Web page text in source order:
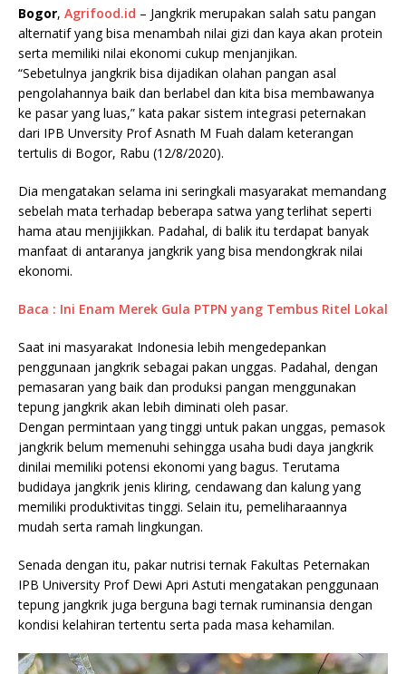
Bogor, Agrifood.id – Jangkrik merupakan salah satu pangan
alternatif yang bisa menambah nilai gizi dan kaya akan protein
serta memiliki nilai ekonomi cukup menjanjikan.
“Sebetulnya jangkrik bisa dijadikan olahan pangan asal
pengolahannya baik dan berlabel dan kita bisa membawanya
ke pasar yang luas,” kata pakar sistem integrasi peternakan
dari IPB Unversity Prof Asnath M Fuah dalam keterangan
tertulis di Bogor, Rabu (12/8/2020).
Dia mengatakan selama ini seringkali masyarakat memandang
sebelah mata terhadap beberapa satwa yang terlihat seperti
hama atau menjijikkan. Padahal, di balik itu terdapat banyak
manfaat di antaranya jangkrik yang bisa mendongkrak nilai
ekonomi.
Baca : Ini Enam Merek Gula PTPN yang Tembus Ritel Lokal
Saat ini masyarakat Indonesia lebih mengedepankan
penggunaan jangkrik sebagai pakan unggas. Padahal, dengan
pemasaran yang baik dan produksi pangan menggunakan
tepung jangkrik akan lebih diminati oleh pasar.
Dengan permintaan yang tinggi untuk pakan unggas, pemasok
jangkrik belum memenuhi sehingga usaha budi daya jangkrik
dinilai memiliki potensi ekonomi yang bagus. Terutama
budidaya jangkrik jenis kliring, cendawang dan kalung yang
memiliki produktivitas tinggi. Selain itu, pemeliharaannya
mudah serta ramah lingkungan.
Senada dengan itu, pakar nutrisi ternak Fakultas Peternakan
IPB University Prof Dewi Apri Astuti mengatakan penggunaan
tepung jangkrik juga berguna bagi ternak ruminansia dengan
kondisi kelahiran tertentu serta pada masa kehamilan.